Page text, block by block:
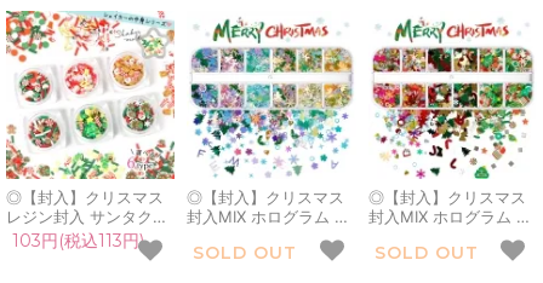
◎【封入】クリスマス
レジン封入 サンタクロ
ース カラースプレー ス
ライスパーツ 雪だるま
103円(税込113円)
◎【封入】クリスマス
封入MIX ホログラム レ
ジン封入 クリスマスツ
リー 雪の結晶 さくら
SOLD OUT
◎【封入】クリスマス
封入MIX ホログラム レ
ジン封入 スライスパー
ツ クリスマスツリー 靴
SOLD OUT